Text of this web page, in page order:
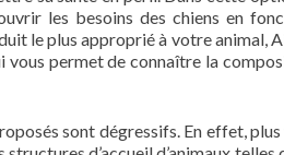
les besoins des chiens en
le plus approprié à votre animal,
permet de connaître la
sont dégressifs. En effet,